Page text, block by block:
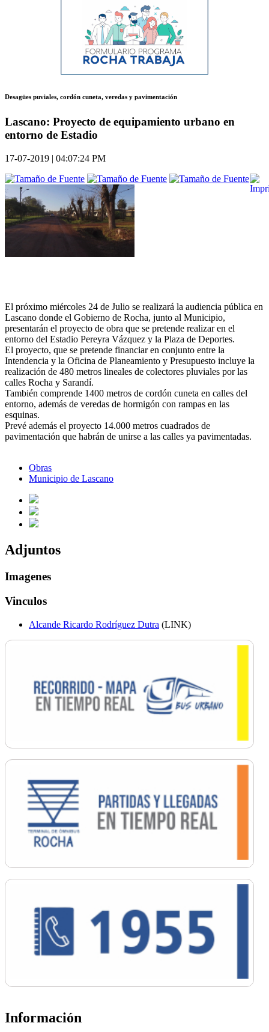
Desagües puviales, cordón cuneta, veredas y pavimentación
Lascano: Proyecto de equipamiento urbano en
entorno de Estadio
17-07-2019 | 04:07:24 PM
El próximo miércoles 24 de Julio se realizará la audiencia pública en
Lascano donde el Gobierno de Rocha, junto al Municipio,
presentarán el proyecto de obra que se pretende realizar en el
entorno del Estadio Pereyra Vázquez y la Plaza de Deportes.
El proyecto, que se pretende financiar en conjunto entre la
Intendencia y la Oficina de Planeamiento y Presupuesto incluye la
realización de 480 metros lineales de colectores pluviales por las
calles Rocha y Sarandí.
También comprende 1400 metros de cordón cuneta en calles del
entorno, además de veredas de hormigón con rampas en las
esquinas.
Prevé además el proyecto 14.000 metros cuadrados de
pavimentación que habrán de unirse a las calles ya pavimentadas.
Obras
Municipio de Lascano
Adjuntos
Imagenes
Vinculos
Alcande Ricardo Rodríguez Dutra (LINK)
Información